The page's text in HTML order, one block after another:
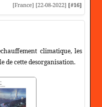
[France] [22-08-2022] [#16]
climatique, les
de cette desorganisation.